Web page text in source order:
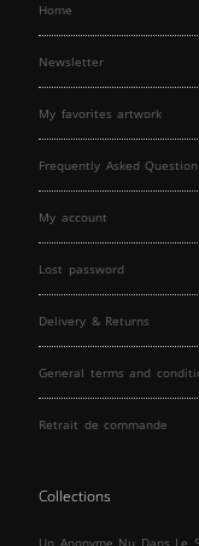
Home
Newsletter
My favorites artwork
Frequently Asked Question
My account
Lost password
Delivery & Returns
General terms and
Retrait de commande
Collections